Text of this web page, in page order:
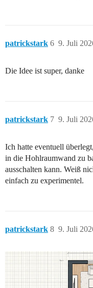
patrickstark 9. Juli
6
Die Idee ist super, danke
patrickstark 9. Juli
7
Ich hatte eventuell
in die Hohlraumwand zu
ausschalten kann. Weiß
einfach zu experimentel.
patrickstark 9. Juli
8